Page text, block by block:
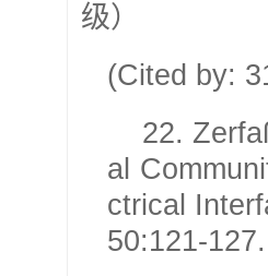
级）
(Cited by:
22.
al
ctrical
50:121-127.